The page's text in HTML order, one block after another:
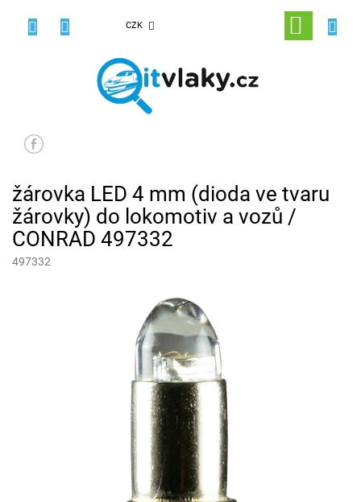
CZK
NÁKUPNÍ
KOŠÍK
žárovka LED 4 mm (dioda ve tvaru
žárovky) do lokomotiv a vozů /
CONRAD 497332
497332